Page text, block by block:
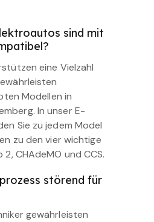
sind mit
eine Vielzahl
Modellen in
In unser E-
Sie zu jedem Model
zu den vier wichtige
CHAdeMO und CCS.
störend für
gewährleisten